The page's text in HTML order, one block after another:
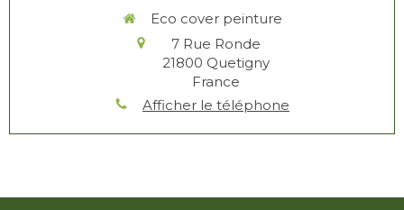
Eco cover peinture
7 Rue Ronde
21800 Quetigny
France
Afficher le téléphone